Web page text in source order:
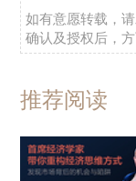
如有意愿转载，
确认及授权后，方
推荐阅读